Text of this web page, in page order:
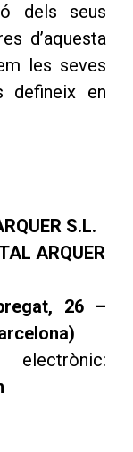
dels seus
d’aquesta
les seves
defineix en
S.L.
ARQUER
26 –